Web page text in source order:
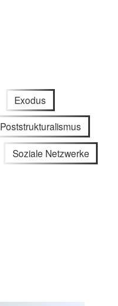
Exodus
Poststrukturalismus
Soziale Netzwerke